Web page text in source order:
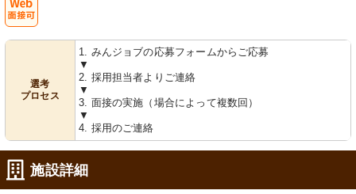
選考
プロセス
1. みんジョブの応募フォームからご応募
▼
2. 採用担当者よりご連絡
▼
3. 面接の実施（場合によって複数回）
▼
4. 採用のご連絡
施設詳細